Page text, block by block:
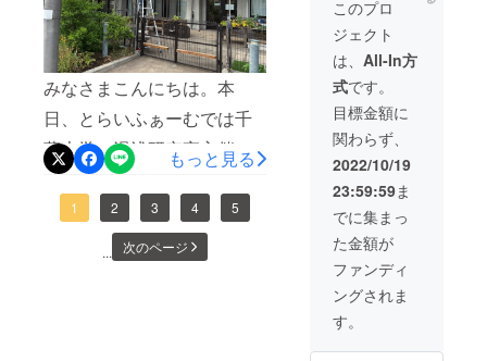
されやすい構造をもってい
ます。コンクリートの壁は
頑丈であり、ビニールの床
は清掃しやすく、細長い廊
下は移動に適しています。
消毒や換気の徹底は衛生管
理上重要であり、食事・排
泄・入浴が一定の時間割に
みに配慮し、発表ポスター
以外の部分を加工して掲載
しています。▼ 発表時に使
用したポスターは、有志の
職員が手書きで作成してく
ださったものです！ ▼当日
はおよそ50名の方にポス
ターの前で足を止めていた
みなさまこんにちは。本
日、とらいふぁーむでは千
葉大学・湯浅研究室主催の
「コーヒー振る舞いDay」
（第4回！）が開催されまし
た（今回も大盛況でした！
もっと見る
1 2 3 4 5
... 次のページ
げ、2004年
に武蔵野市
で初となる
高齢者グ
ループホー
ム「光風
荘」を開設
して、地域
の福祉ニー
ズに応えら
れる福祉
サービスの
提供をして
まいりまし
た。
ラーに
記念ロ
ゴを施
したも
のをリ
ターン
品と致
しま
す。
PAPLU
S︎は、紙
とトウ
モロコ
シ由来
の生分
解樹脂
を主原
用と
このプロ
ジェクト
は、 All-In方
式です。
目標金額に
関わらず、
2022/10/19
23:59:59ま
でに集まっ
た金額が
ファンディ
ングされま
す。